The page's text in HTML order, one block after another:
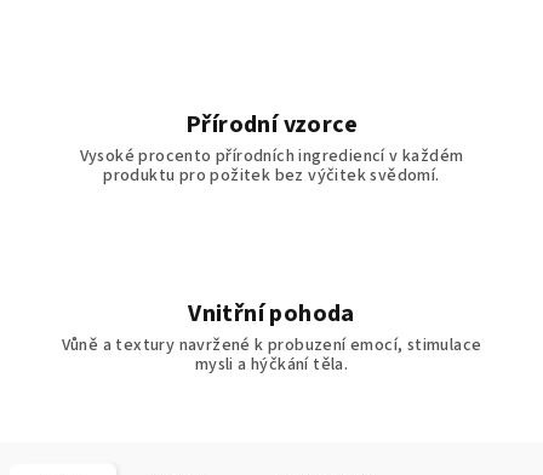
Přírodní vzorce
Vysoké procento přírodních ingrediencí v každém
produktu pro požitek bez výčitek svědomí.
Vnitřní pohoda
Vůně a textury navržené k probuzení emocí, stimulace
mysli a hýčkání těla.